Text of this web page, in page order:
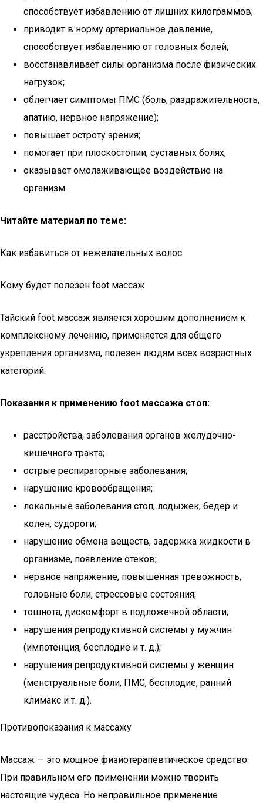
способствует избавлению от лишних килограммов;
приводит в норму артериальное давление,
способствует избавлению от головных болей;
восстанавливает силы организма после физических
нагрузок;
облегчает симптомы ПМС (боль, раздражительность,
апатию, нервное напряжение);
повышает остроту зрения;
помогает при плоскостопии, суставных болях;
оказывает омолаживающее воздействие на
организм.
Читайте материал по теме:
Как избавиться от нежелательных волос
Кому будет полезен foot массаж
Тайский foot массаж является хорошим дополнением к
комплексному лечению, применяется для общего
укрепления организма, полезен людям всех возрастных
категорий.
Показания к применению foot массажа стоп:
расстройства, заболевания органов желудочно-
кишечного тракта;
острые респираторные заболевания;
нарушение кровообращения;
локальные заболевания стоп, лодыжек, бедер и
колен, судороги;
нарушение обмена веществ, задержка жидкости в
организме, появление отеков;
нервное напряжение, повышенная тревожность,
головные боли, стрессовые состояния;
тошнота, дискомфорт в подложечной области;
нарушения репродуктивной системы у мужчин
(импотенция, бесплодие и т. д.);
нарушения репродуктивной системы у женщин
(менструальные боли, ПМС, бесплодие, ранний
климакс и т. д.).
Противопоказания к массажу
Массаж — это мощное физиотерапевтическое средство.
При правильном его применении можно творить
настоящие чудеса. Но неправильное применение